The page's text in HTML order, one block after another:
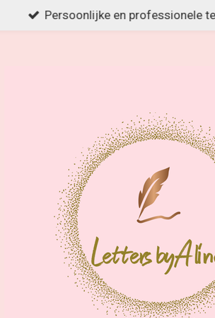
Persoonlijke en professionele